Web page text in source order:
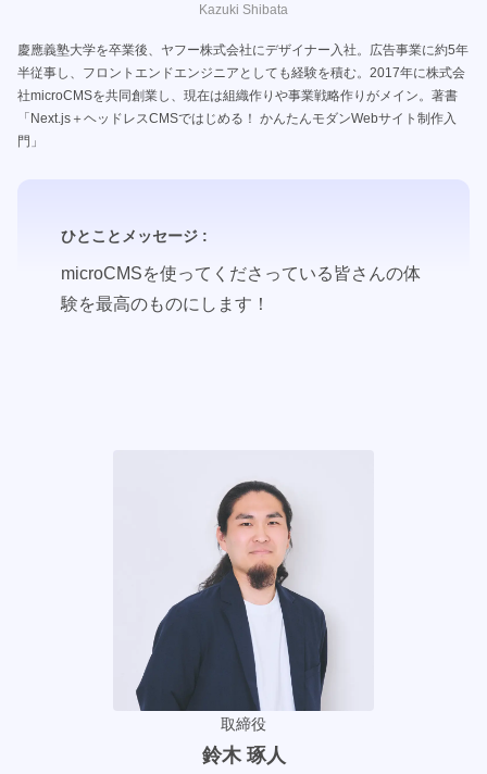
Kazuki Shibata
慶應義塾大学を卒業後、ヤフー株式会社にデザイナー入社。広告事業に約5年
半従事し、フロントエンドエンジニアとしても経験を積む。2017年に株式会
社microCMSを共同創業し、現在は組織作りや事業戦略作りがメイン。著書
「Next.js＋ヘッドレスCMSではじめる！ かんたんモダンWebサイト制作入
門」
ひとことメッセージ :
microCMSを使ってくださっている皆さんの体
験を最高のものにします！
取締役
鈴木 琢人